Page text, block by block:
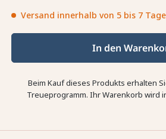
Versand innerhalb von 5 bis 7
In den
Beim Kauf dieses Produkts erhalten
Treueprogramm. Ihr Warenkorb wird